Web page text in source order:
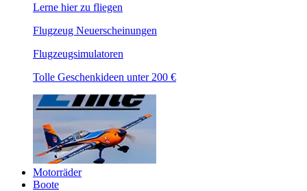
Lerne hier zu fliegen
Flugzeug Neuerscheinungen
Flugzeugsimulatoren
Tolle Geschenkideen unter 200 €
Motorräder
Boote